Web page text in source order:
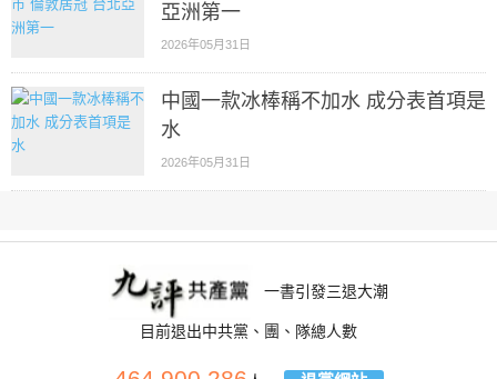
亞洲第一
2026年05月31日
中國一款冰棒稱不加水 成分表首項是
水
2026年05月31日
一書引發三退大潮
目前退出中共黨、團、隊總人數